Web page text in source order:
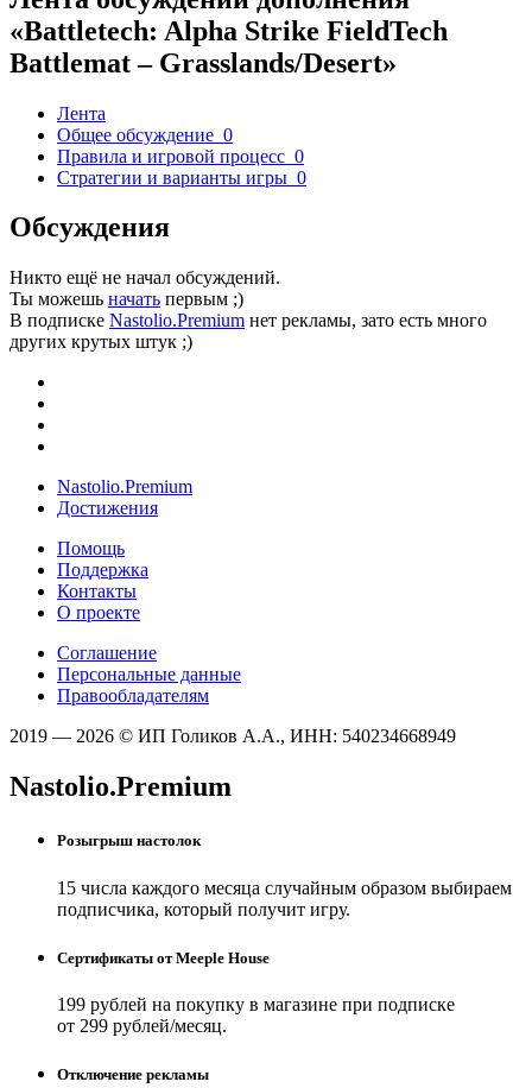
«Battletech: Alpha Strike FieldTech
Battlemat – Grasslands/Desert»
Лента
Общее обсуждение 0
Правила и игровой процесс 0
Стратегии и варианты игры 0
Обсуждения
Никто ещё не начал обсуждений.
Ты можешь начать первым ;)
В подписке Nastolio.Premium нет рекламы, зато есть много
других крутых штук ;)
Nastolio.Premium
Достижения
Помощь
Поддержка
Контакты
О проекте
Соглашение
Персональные данные
Правообладателям
2019 — 2026 © ИП Голиков А.А., ИНН: 540234668949
Nastolio.Premium
Розыгрыш настолок
15 числа каждого месяца случайным образом выбираем
подписчика, который получит игру.
Сертификаты от Meeple House
199 рублей на покупку в магазине при подписке
от 299 рублей/месяц.
Отключение рекламы